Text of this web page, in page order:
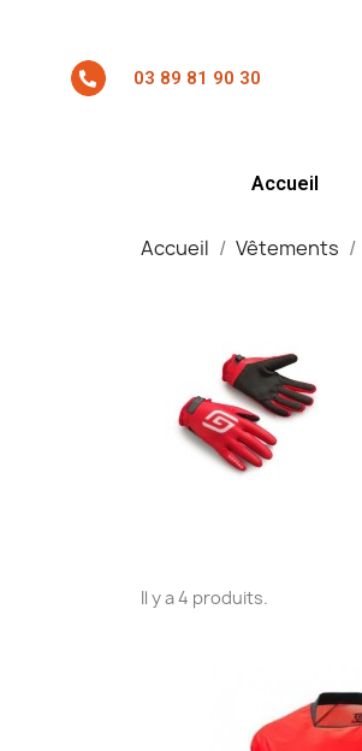
03 89 81 90 30
Accueil
Accueil Vêtements
Il y a 4 produits.